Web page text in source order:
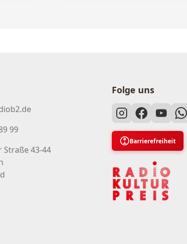
99
Straße 43-44
Folge uns
Barrierefreiheit